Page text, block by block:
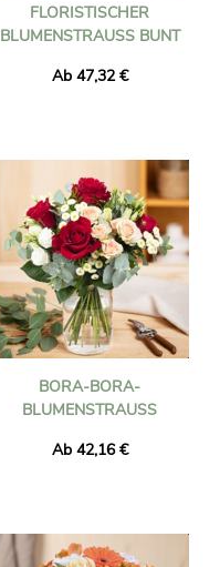
FLORISTISCHER
BLUMENSTRAUSS BUNT
Ab 47,32 €
BORA-BORA-
BLUMENSTRAUSS
Ab 42,16 €